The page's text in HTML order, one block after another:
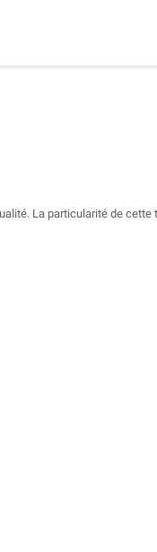
La particularité de cette